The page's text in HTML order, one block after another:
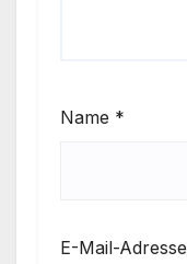
Name *
E-Mail-Adresse